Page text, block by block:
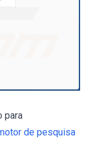
para
de pesquisa